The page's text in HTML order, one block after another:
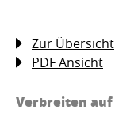
Zur Übersicht
PDF Ansicht
Verbreiten auf